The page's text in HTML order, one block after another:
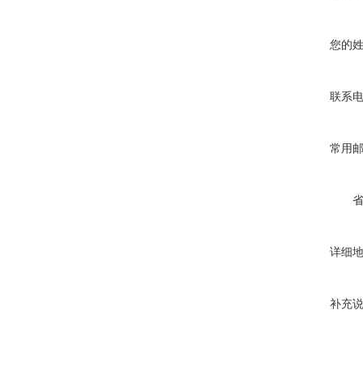
您的
联系
常用
详细
补充